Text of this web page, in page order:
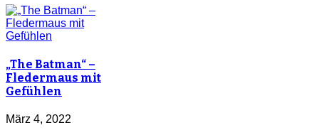
„The Batman“ –
Fledermaus mit
Gefühlen
März 4, 2022